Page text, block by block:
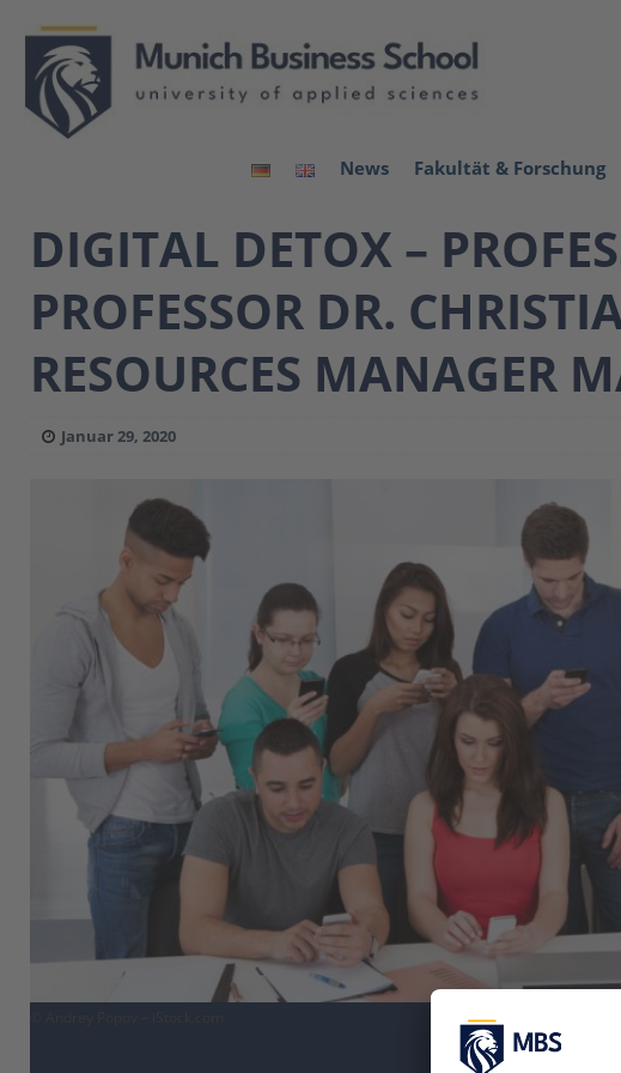
News Fakultät & Forschung
DIGITAL DETOX –
PROFESSOR DR.
RESOURCES MANAGER
Januar 29, 2020